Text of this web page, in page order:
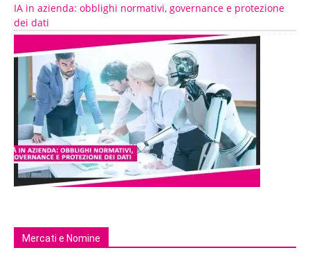
IA in azienda: obblighi normativi, governance e protezione
dei dati
Mercati e Nomine